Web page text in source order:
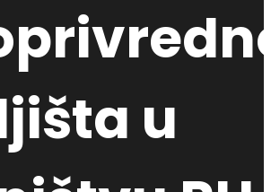
u